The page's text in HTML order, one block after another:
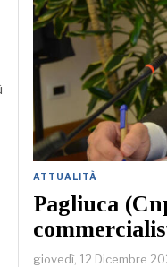
ATTUALITÀ
Pagliuca
giovedì, 12 Dicembre